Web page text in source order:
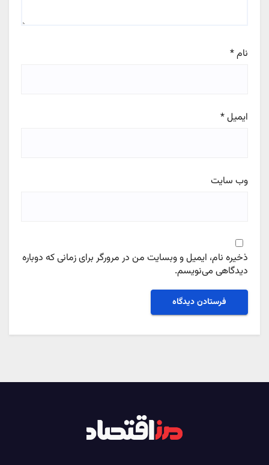
نام*
ایمیل*
وب‌ سایت
ذخیره نام، ایمیل و وبسایت من در مرورگر برای زمانی که دوباره
دیدگاهی می‌نویسم.